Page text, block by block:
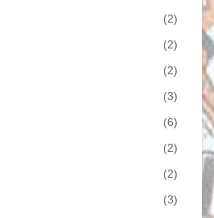
(2)
(2)
(2)
(3)
(6)
(2)
(2)
(3)